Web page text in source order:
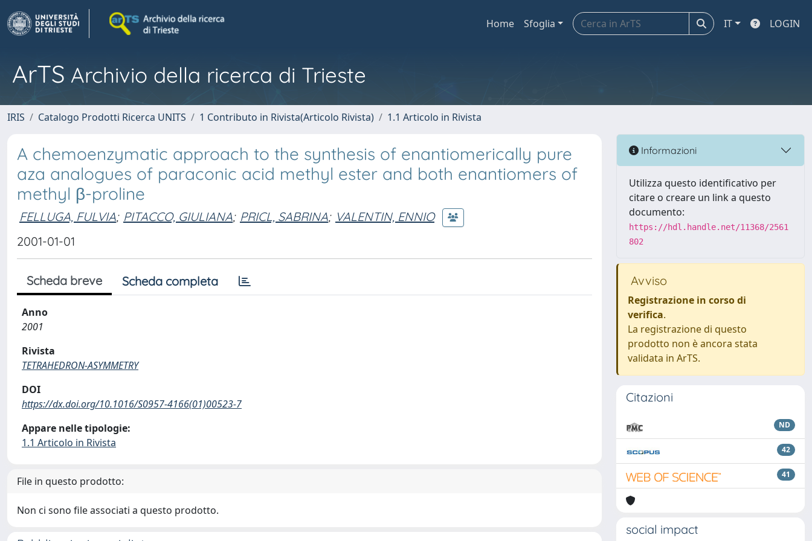
Home Sfoglia IT LOGIN
ArTS Archivio della ricerca di Trieste
IRIS Catalogo Prodotti Ricerca UNITS 1 Contributo in Rivista(Articolo Rivista) 1.1 Articolo in Rivista
A chemoenzymatic approach to the synthesis of enantiomerically pure
aza analogues of paraconic acid methyl ester and both enantiomers of
methyl β-proline
FELLUGA, FULVIA; PITACCO, GIULIANA; PRICL, SABRINA; VALENTIN, ENNIO
2001-01-01
Scheda breve Scheda completa
Anno
2001
Rivista
TETRAHEDRON-ASYMMETRY
DOI
https://dx.doi.org/10.1016/S0957-4166(01)00523-7
Appare nelle tipologie:
1.1 Articolo in Rivista
File in questo prodotto:
Non ci sono file associati a questo prodotto.
Informazioni
Utilizza questo identificativo per
citare o creare un link a questo
documento:
https://hdl.handle.net/11368/2561
802
Avviso
Registrazione in corso di
verifica.
La registrazione di questo
prodotto non è ancora stata
validata in ArTS.
Citazioni
ND
42
41
social impact